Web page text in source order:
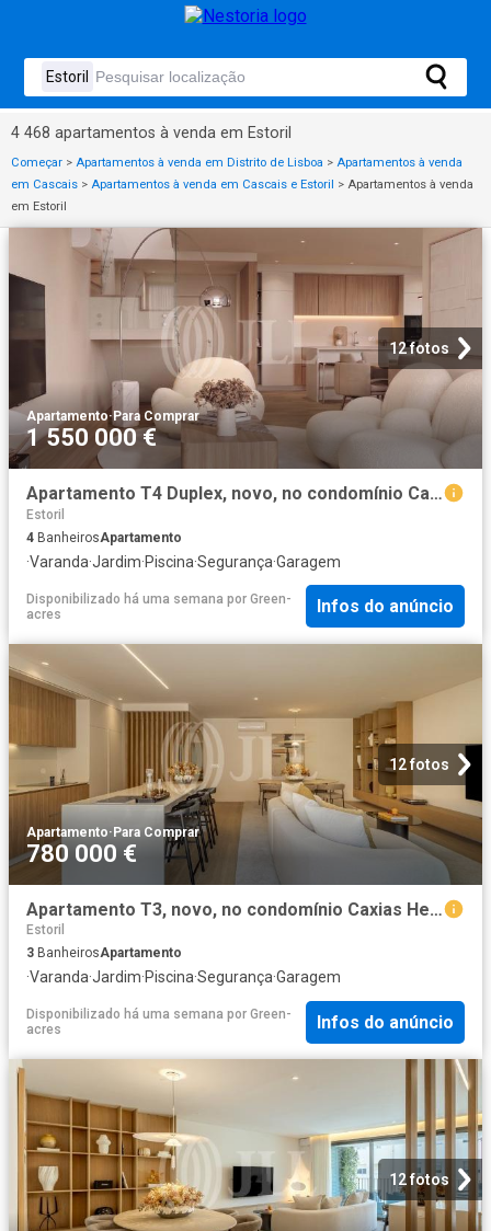
4 468 apartamentos à venda em Estoril
Começar > Apartamentos à venda em Distrito de Lisboa > Apartamentos à venda
em Cascais > Apartamentos à venda em Cascais e Estoril > Apartamentos à venda
em Estoril
12 fotos
Apartamento·Para Comprar
1 550 000 €
Apartamento T4 Duplex, novo, no condomínio Caxias Heights, e. 0m² Paco de Arcos
Estoril
4 BanheirosApartamento
·Varanda·Jardim·Piscina·Segurança·Garagem
Disponibilizado há uma semana por Green-
acres
Infos do anúncio
12 fotos
Apartamento·Para Comprar
780 000 €
Apartamento T3, novo, no condomínio Caxias Heights, em Oeira. 0m² Paco de Arcos
Estoril
3 BanheirosApartamento
·Varanda·Jardim·Piscina·Segurança·Garagem
Disponibilizado há uma semana por Green-
acres
Infos do anúncio
12 fotos